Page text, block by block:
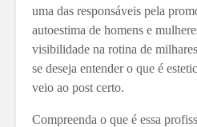
uma das responsáveis pela
autoestima de homens e
visibilidade na rotina de
se deseja entender o que é
veio ao post certo.
Compreenda o que é essa